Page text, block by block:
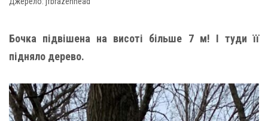
Бочка підвішена на висоті більше 7 м! І туди її
підняло дерево.